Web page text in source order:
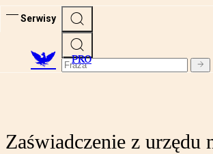
Serwisy
PRO
Zaświadczenie z